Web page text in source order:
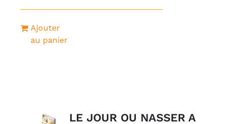
Ajouter
au panier
LE JOUR OU NASSER A